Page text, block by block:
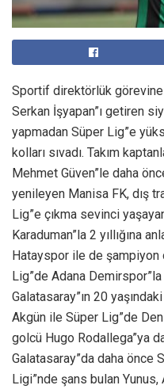
Sportif direktörlük görevine
Serkan İşyapan”ı getiren
yapmadan Süper Lig”e
kolları sıvadı. Takım
Mehmet Güven”le daha
yenileyen Manisa FK, dış
Lig”e çıkma sevinci
Karaduman”la 2 yıllığına
Hatayspor ile de şampiyon
Lig”de Adana
Galatasaray”ın 20
Akgün ile Süper Lig”de
golcü Hugo Rodallega”ya
Galatasaray”da daha önce
Ligi”nde şans bulan